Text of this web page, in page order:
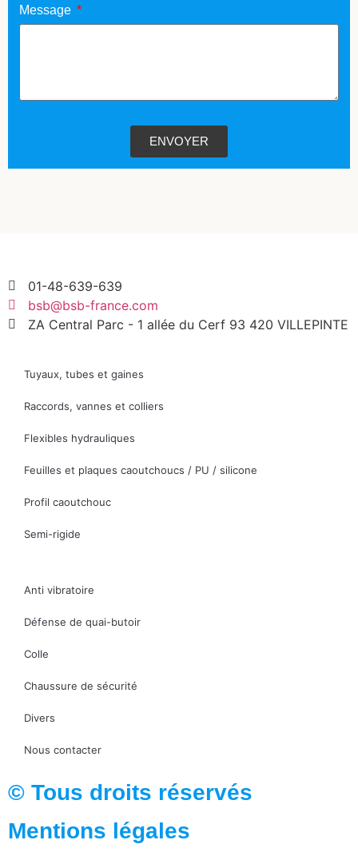
Message
ENVOYER
01-48-639-639
bsb@bsb-france.com
ZA Central Parc - 1 allée du Cerf 93 420 VILLEPINTE
Tuyaux, tubes et gaines
Raccords, vannes et colliers
Flexibles hydrauliques
Feuilles et plaques caoutchoucs / PU / silicone
Profil caoutchouc
Semi-rigide
Anti vibratoire
Défense de quai-butoir
Colle
Chaussure de sécurité
Divers
Nous contacter
© Tous droits réservés
Mentions légales